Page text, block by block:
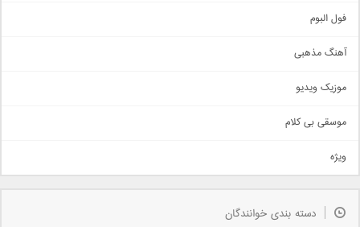
اجتماعی
حماسی
سنتی
اهنگ بندرعباسی
دمو
مذهبی
جدیدترین ها
فول البوم
آهنگ مذهبی
موزیک ویدیو
موسقی بی کلام
ویژه
دسته بندی خوانندگان